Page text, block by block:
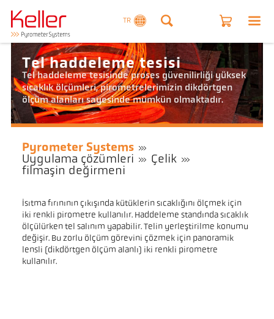
TR
Tel haddeleme tesisi
Tel haddeleme tesisinde proses güvenilirliği yüksek
sıcaklık ölçümleri, pirometrelerimizin dikdörtgen
ölçüm alanları sayesinde mümkün olmaktadır.
Pyrometer Systems
Uygulama çözümleri
Çelik
filmaşin değirmeni
Isıtma fırınının çıkışında kütüklerin sıcaklığını ölçmek için
iki renkli pirometre kullanılır. Haddeleme standında sıcaklık
ölçülürken tel salınım yapabilir. Telin yerleştirilme konumu
değişir. Bu zorlu ölçüm görevini çözmek için panoramik
lensli (dikdörtgen ölçüm alanlı) iki renkli pirometre
kullanılır.